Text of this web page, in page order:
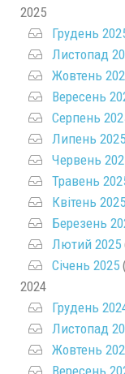
2025
Грудень
Листопад
Жовтень
Вересень
Серпень
Липень 2025
Червень
Травень
Квітень 2025
Березень
Лютий 2025
Січень 2025
2024
Грудень
Листопад
Жовтень
Вересень